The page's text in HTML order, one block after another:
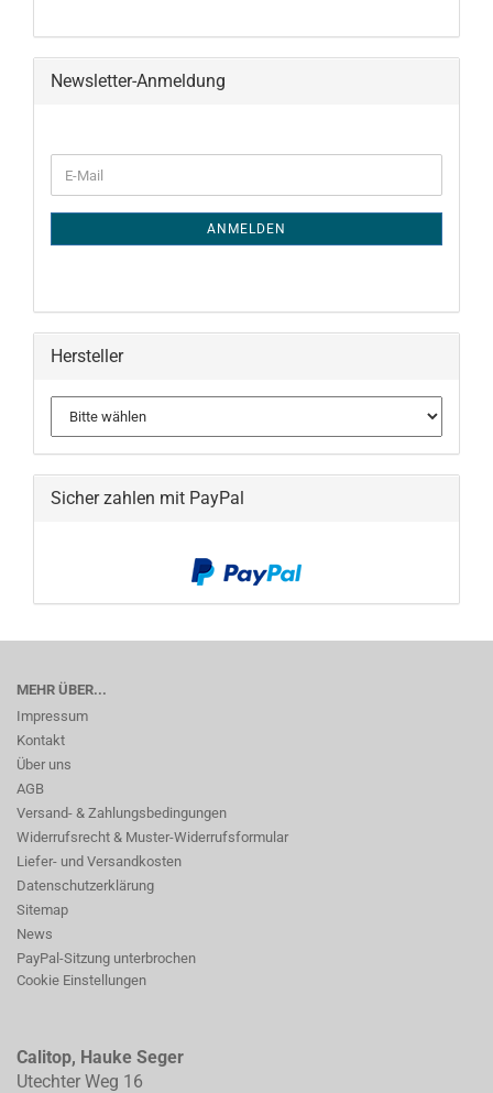
Newsletter-Anmeldung
ZUR
E-
Mail
ANMELDEN
Hersteller
Sicher zahlen mit PayPal
MEHR ÜBER...
Impressum
Kontakt
Über uns
AGB
Versand- & Zahlungsbedingungen
Widerrufsrecht & Muster-Widerrufsformular
Liefer- und Versandkosten
Datenschutzerklärung
Sitemap
News
PayPal-Sitzung unterbrochen
Cookie Einstellungen
Calitop, Hauke Seger
Utechter Weg 16